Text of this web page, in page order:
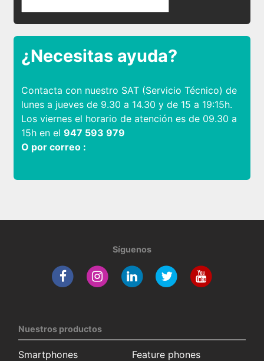
¿Necesitas ayuda?
Contacta con nuestro SAT (Servicio Técnico) de
lunes a jueves de 9.30 a 14.30 y de 15 a 19:15h.
Los viernes el horario de atención es de 09.30 a
15h en el 947 593 979
O por correo :
Síguenos
Nuestros productos
Smartphones
Feature phones